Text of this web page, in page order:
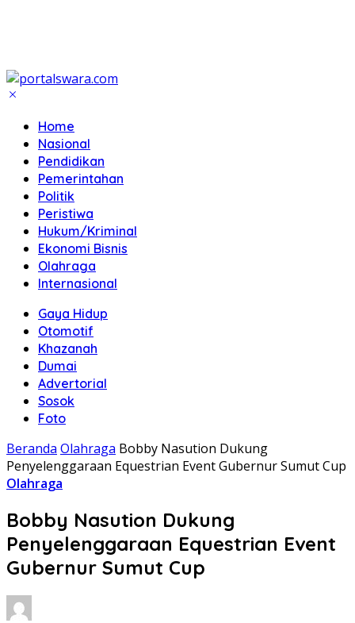
Home
Nasional
Pendidikan
Pemerintahan
Politik
Peristiwa
Hukum/Kriminal
Ekonomi Bisnis
Olahraga
Internasional
Gaya Hidup
Otomotif
Khazanah
Dumai
Advertorial
Sosok
Foto
Beranda Olahraga Bobby Nasution Dukung
Penyelenggaraan Equestrian Event Gubernur Sumut Cup
Olahraga
Bobby Nasution Dukung
Penyelenggaraan Equestrian Event
Gubernur Sumut Cup